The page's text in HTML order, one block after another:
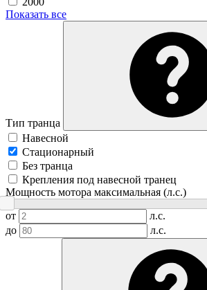
Показать все
Тип транца
Навесной
Стационарный
Без транца
Крепления под навесной транец
Мощность мотора максимальная (л.с.)
от
л.с.
до
л.с.